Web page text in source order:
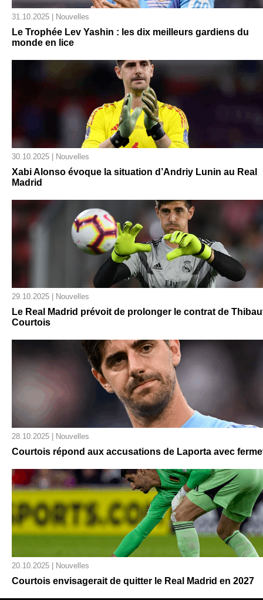
31.10.2025 | Nouvelles
Le Trophée Lev Yashin : les dix meilleurs gardiens du
monde en lice
30.10.2025 | Nouvelles
Xabi Alonso évoque la situation d’Andriy Lunin au Real
Madrid
29.10.2025 | Nouvelles
Le Real Madrid prévoit de prolonger le contrat de
Courtois
28.10.2025 | Nouvelles
Courtois répond aux accusations de Laporta avec
20.10.2025 | Nouvelles
Courtois envisagerait de quitter le Real Madrid en 2027